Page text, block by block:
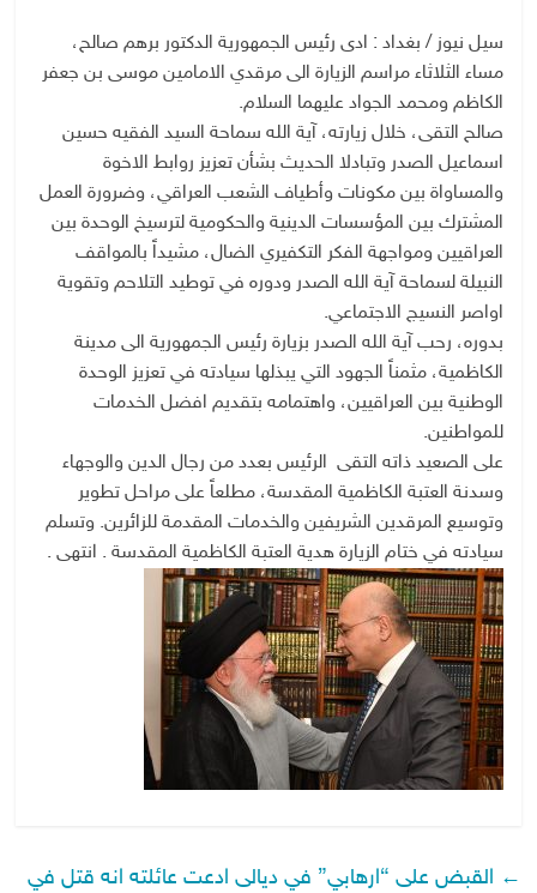
سيل نيوز / بغداد : ادى رئيس الجمهورية الدكتور برهم صالح،
مساء الثلاثاء مراسم الزيارة الى مرقدي الامامين موسى بن جعفر
الكاظم ومحمد الجواد عليهما السلام.
صالح التقى، خلال زيارته، آية الله سماحة السيد الفقيه حسين
اسماعيل الصدر وتبادلا الحديث بشأن تعزيز روابط الاخوة
والمساواة بين مكونات وأطياف الشعب العراقي، وضرورة العمل
المشترك بين المؤسسات الدينية والحكومية لترسيخ الوحدة بين
العراقيين ومواجهة الفكر التكفيري الضال، مشيداً بالمواقف
النبيلة لسماحة آية الله الصدر ودوره في توطيد التلاحم وتقوية
اواصر النسيج الاجتماعي.
بدوره، رحب آية الله الصدر بزيارة رئيس الجمهورية الى مدينة
الكاظمية، مثمناً الجهود التي يبذلها سيادته في تعزيز الوحدة
الوطنية بين العراقيين، واهتمامه بتقديم افضل الخدمات
للمواطنين.
على الصعيد ذاته التقى الرئيس بعدد من رجال الدين والوجهاء
وسدنة العتبة الكاظمية المقدسة، مطلعاً على مراحل تطوير
وتوسيع المرقدين الشريفين والخدمات المقدمة للزائرين. وتسلم
سيادته في ختام الزيارة هدية العتبة الكاظمية المقدسة . انتهى .
← القبض على “ارهابي” في ديالى ادعت عائلته انه قتل في